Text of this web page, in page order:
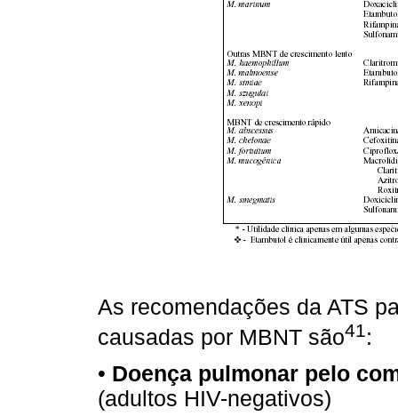
As recomendações da ATS
causadas por MBNT são41:
• Doença pulmonar pelo
(adultos HIV-negativos)